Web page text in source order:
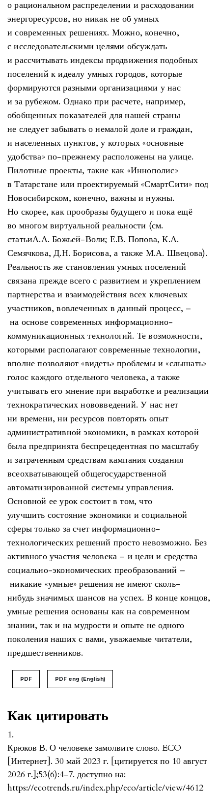
Как цитировать
1.
Крюков В. О человеке замолвите слово. ECO
[Интернет]. 30 май 2023 г. [цитируется по 10 август
2026 г.];53(6):4-7. доступно на:
https://ecotrends.ru/index.php/eco/article/view/4612
о рациональном распределении и расходовании
энергоресурсов, но никак не об умных
и современных решениях. Можно, конечно,
с исследовательскими целями обсуждать
и рассчитывать индексы продвижения подобных
поселений к идеалу умных городов, которые
формируются разными организациями у нас
и за рубежом. Однако при расчете, например,
обобщенных показателей для нашей страны
не следует забывать о немалой доле и граждан,
и населенных пунктов, у которых «основные
удобства» по-прежнему расположены на улице.
Пилотные проекты, такие как «Иннополис»
в Татарстане или проектируемый «СмартСити» под
Новосибирском, конечно, важны и нужны.
Но скорее, как прообразы будущего и пока ещё
во многом виртуальной реальности (см.
статьиА.А. Божьей-Воли; Е.В. Попова, К.А.
Семячкова, Д.Н. Борисова, а также М.А. Швецова).
Реальность же становления умных поселений
связана прежде всего с развитием и укреплением
партнерства и взаимодействия всех ключевых
участников, вовлеченных в данный процесс, –
на основе современных информационно-
коммуникационных технологий. Те возможности,
которыми располагают современные технологии,
вполне позволяют «видеть» проблемы и «слышать»
голос каждого отдельного человека, а также
учитывать его мнение при выработке и реализации
технократических нововведений. У нас нет
ни времени, ни ресурсов повторять опыт
административной экономики, в рамках которой
была предпринята беспрецедентная по масштабу
и затраченным средствам кампания создания
всеохватывающей общегосударственной
автоматизированной системы управления.
Основной ее урок состоит в том, что
улучшить состояние экономики и социальной
сферы только за счет информационно-
технологических решений просто невозможно. Без
активного участия человека – и цели и средства
социально-экономических преобразований –
никакие «умные» решения не имеют сколь-
нибудь значимых шансов на успех. В конце концов,
умные решения основаны как на современном
знании, так и на мудрости и опыте не одного
поколения наших с вами, уважаемые читатели,
предшественников.
PDF PDF eng (English)